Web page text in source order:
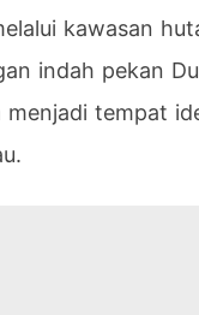
kawasan
indah pekan
tempat